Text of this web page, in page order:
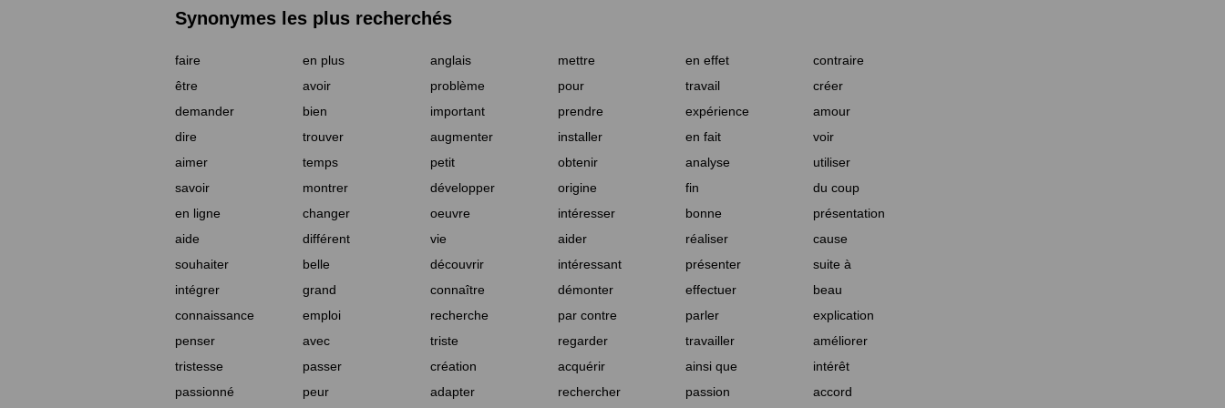
Synonymes les plus recherchés
faire en plus anglais mettre en effet
contraire
être
avoir problème pour travail
créer
demander
bien important prendre expérience
amour
dire
trouver augmenter installer en fait
voir
aimer
temps petit obtenir analyse
utiliser
savoir
montrer développer origine fin
du coup
en ligne
changer oeuvre intéresser bonne
présentation
aide
différent vie aider réaliser
cause
souhaiter
belle découvrir intéressant présenter
suite à
intégrer
grand connaître démonter effectuer
beau
connaissance
emploi recherche par contre parler
explication
penser
avec triste regarder travailler
améliorer
tristesse
passer création acquérir ainsi que
intérêt
passionné
peur adapter rechercher passion accord